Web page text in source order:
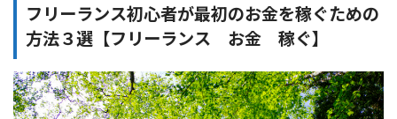
フリーランス初心者が最初のお金を稼ぐための
方法３選【フリーランス お金 稼ぐ】